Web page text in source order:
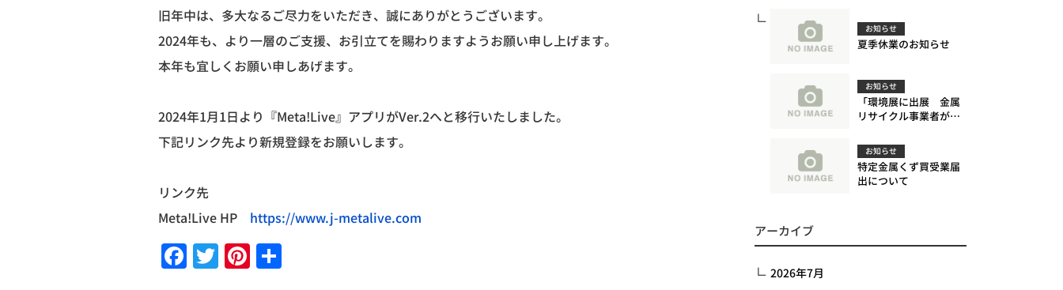
旧年中は、多大なるご尽力をいただき、誠にありがとうございます。
2024年も、より一層のご支援、お引立てを賜わりますようお願い申し上げます。
本年も宜しくお願い申しあげます。
2024年1月1日より『Meta!Live』アプリがVer.2へと移行いたしました。
下記リンク先より新規登録をお願いします。
リンク先
Meta!Live HP
https://www.j-metalive.com
Facebook
TwitterPinterest
お知らせ
夏季休業のお知らせ
お知らせ
「環境展に出展 金属
リサイクル事業者が多
が日刊市況通信に掲載
されました。
お知らせ
特定金属くず買受業届
出について
アーカイブ
2026年7月